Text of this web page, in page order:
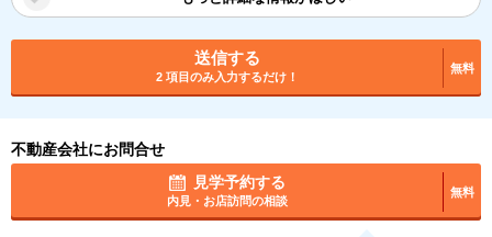
送信する
2 項目のみ入力するだけ！
無料
不動産会社にお問合せ
見学予約する
内見・お店訪問の相談
無料